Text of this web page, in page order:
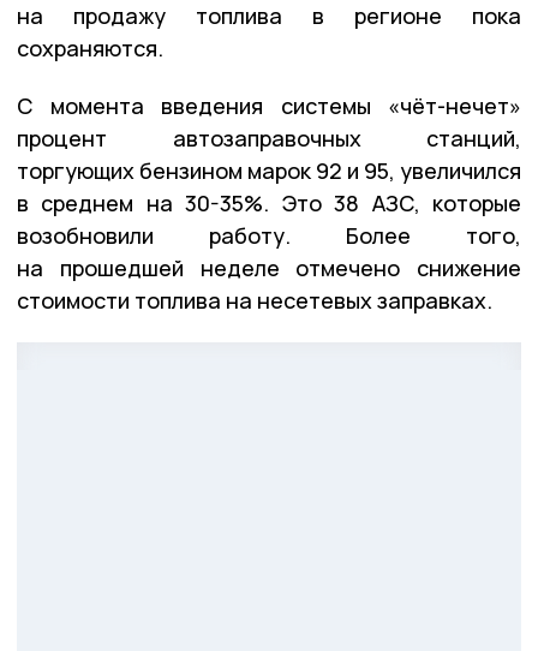
на продажу топлива в регионе пока
сохраняются.
С момента введения системы «чёт-нечет»
процент автозаправочных станций,
торгующих бензином марок 92 и 95, увеличился
в среднем на 30-35%. Это 38 АЗС, которые
возобновили работу. Более того,
на прошедшей неделе отмечено снижение
стоимости топлива на несетевых заправках.